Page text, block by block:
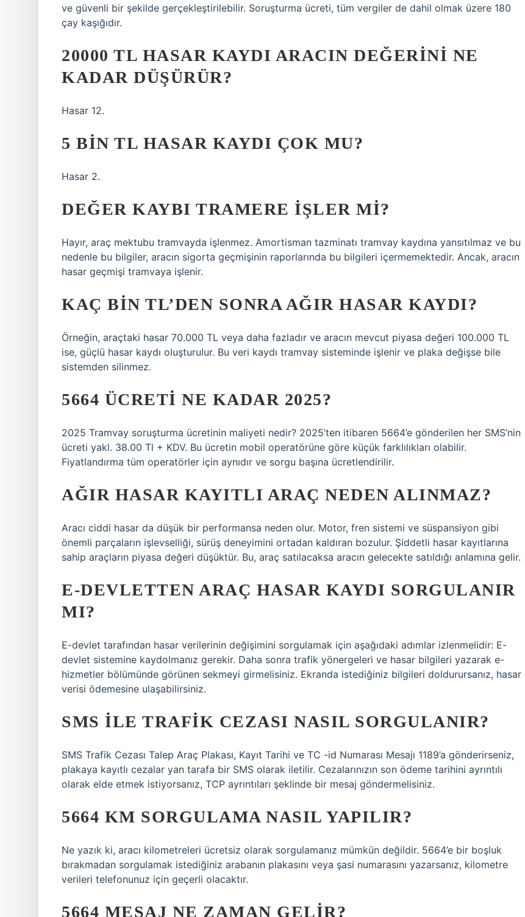
ve güvenli bir şekilde gerçekleştirilebilir. Soruşturma ücreti, tüm vergiler de dahil olmak üzere 180
çay kaşığıdır.
20000 TL HASAR KAYDI ARACIN DEĞERINI NE
KADAR DÜŞÜRÜR?
Hasar 12.
5 BIN TL HASAR KAYDI ÇOK MU?
Hasar 2.
DEĞER KAYBI TRAMERE IŞLER MI?
Hayır, araç mektubu tramvayda işlenmez. Amortisman tazminatı tramvay kaydına yansıtılmaz ve bu
nedenle bu bilgiler, aracın sigorta geçmişinin raporlarında bu bilgileri içermemektedir. Ancak, aracın
hasar geçmişi tramvaya işlenir.
KAÇ BIN TL’DEN SONRA AĞIR HASAR KAYDI?
Örneğin, araçtaki hasar 70.000 TL veya daha fazladır ve aracın mevcut piyasa değeri 100.000 TL
ise, güçlü hasar kaydı oluşturulur. Bu veri kaydı tramvay sisteminde işlenir ve plaka değişse bile
sistemden silinmez.
5664 ÜCRETI NE KADAR 2025?
2025 Tramvay soruşturma ücretinin maliyeti nedir? 2025’ten itibaren 5664’e gönderilen her SMS’nin
ücreti yakl. 38.00 Tl + KDV. Bu ücretin mobil operatörüne göre küçük farklılıkları olabilir.
Fiyatlandırma tüm operatörler için aynıdır ve sorgu başına ücretlendirilir.
AĞIR HASAR KAYITLI ARAÇ NEDEN ALINMAZ?
Aracı ciddi hasar da düşük bir performansa neden olur. Motor, fren sistemi ve süspansiyon gibi
önemli parçaların işlevselliği, sürüş deneyimini ortadan kaldıran bozulur. Şiddetli hasar kayıtlarına
sahip araçların piyasa değeri düşüktür. Bu, araç satılacaksa aracın gelecekte satıldığı anlamına gelir.
E-DEVLETTEN ARAÇ HASAR KAYDI SORGULANIR
MI?
E-devlet tarafından hasar verilerinin değişimini sorgulamak için aşağıdaki adımlar izlenmelidir: E-
devlet sistemine kaydolmanız gerekir. Daha sonra trafik yönergeleri ve hasar bilgileri yazarak e-
hizmetler bölümünde görünen sekmeyi girmelisiniz. Ekranda istediğiniz bilgileri doldurursanız, hasar
verisi ödemesine ulaşabilirsiniz.
SMS ILE TRAFIK CEZASI NASIL SORGULANIR?
SMS Trafik Cezası Talep Araç Plakası, Kayıt Tarihi ve TC -id Numarası Mesajı 1189’a gönderirseniz,
plakaya kayıtlı cezalar yan tarafa bir SMS olarak iletilir. Cezalarınızın son ödeme tarihini ayrıntılı
olarak elde etmek istiyorsanız, TCP ayrıntıları şeklinde bir mesaj göndermelisiniz.
5664 KM SORGULAMA NASIL YAPILIR?
Ne yazık ki, aracı kilometreleri ücretsiz olarak sorgulamanız mümkün değildir. 5664’e bir boşluk
bırakmadan sorgulamak istediğiniz arabanın plakasını veya şasi numarasını yazarsanız, kilometre
verileri telefonunuz için geçerli olacaktır.
5664 MESAJ NE ZAMAN GELIR?